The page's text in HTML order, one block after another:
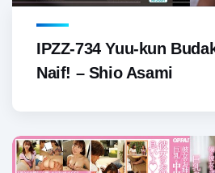
IPZZ-734 Yuu-kun
Naif! – Shio Asami